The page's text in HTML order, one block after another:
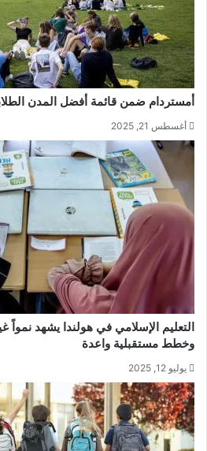
أمستردام ضمن قائمة أفضل المدن الطلابية
أغسطس 21, 2025
التعليم الإسلامي في هولندا يشهد
وخطط مستقبلية واعدة
يوليو 12, 2025